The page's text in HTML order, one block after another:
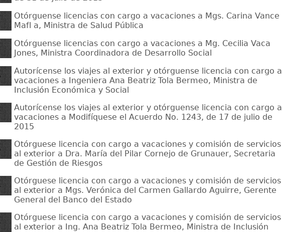
Otórguense licencias con cargo a vacaciones a Mgs. Carina Vance
Mafl a, Ministra de Salud Pública
Otórguense licencias con cargo a vacaciones a Mg. Cecilia Vaca
Jones, Ministra Coordinadora de Desarrollo Social
Autorícense los viajes al exterior y otórguense licencia con cargo a
vacaciones a Ingeniera Ana Beatriz Tola Bermeo, Ministra de
Inclusión Económica y Social
Autorícense los viajes al exterior y otórguense licencia con cargo a
vacaciones a Modifíquese el Acuerdo No. 1243, de 17 de julio de
2015
Otórguese licencia con cargo a vacaciones y comisión de servicios
al exterior a Dra. María del Pilar Cornejo de Grunauer, Secretaria
de Gestión de Riesgos
Otórguese licencia con cargo a vacaciones y comisión de servicios
al exterior a Mgs. Verónica del Carmen Gallardo Aguirre, Gerente
General del Banco del Estado
Otórguese licencia con cargo a vacaciones y comisión de servicios
al exterior a Ing. Ana Beatriz Tola Bermeo, Ministra de Inclusión